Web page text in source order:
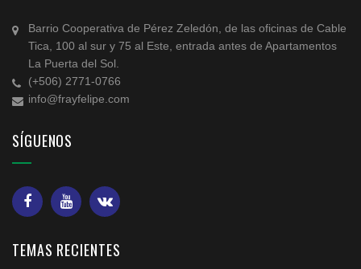
Barrio Cooperativa de Pérez Zeledón, de las oficinas de Cable
Tica, 100 al sur y 75 al Este, entrada antes de Apartamentos
La Puerta del Sol.
(+506) 2771-0766
info@frayfelipe.com
SÍGUENOS
TEMAS RECIENTES